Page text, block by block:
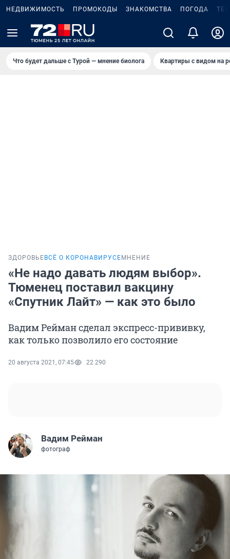
НЕДВИЖИМОСТЬ ПРОМОКОДЫ ЗНАКОМСТВА ПОГОДА
Что будет дальше с Турой — мнение биолога Квартиры с видом на
ЗДОРОВЬЕ ВСЁ О КОРОНАВИРУСЕ МНЕНИЕ
«Не надо давать людям выбор».
Тюменец поставил вакцину
«Спутник Лайт» — как это было
Вадим Рейман сделал экспресс-прививку,
как только позволило его состояние
20 августа 2021, 07:45 22 290
Вадим Рейман
фотограф